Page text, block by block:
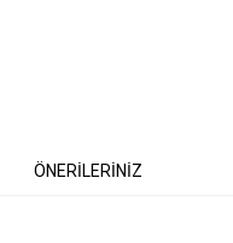
ÖNERİLERİNİZ